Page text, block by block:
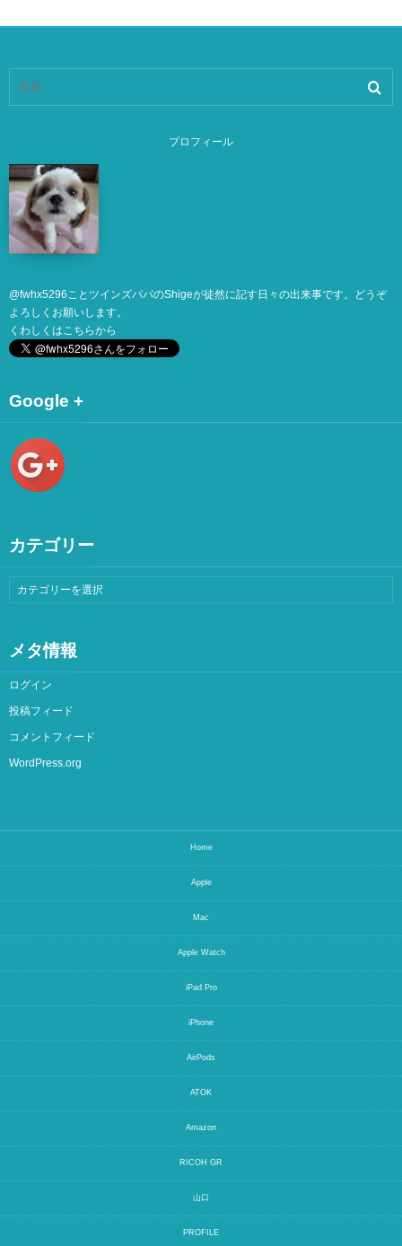
プロフィール
@fwhx5296ことツインズパパのShigeが徒然に記す日々の出来事です。どうぞ
よろしくお願いします。
くわしくはこちらから
Google +
カテゴリー
メタ情報
ログイン
投稿フィード
コメントフィード
WordPress.org
Home
Apple
Mac
Apple Watch
iPad Pro
iPhone
AirPods
ATOK
Amazon
RICOH GR
山口
PROFILE